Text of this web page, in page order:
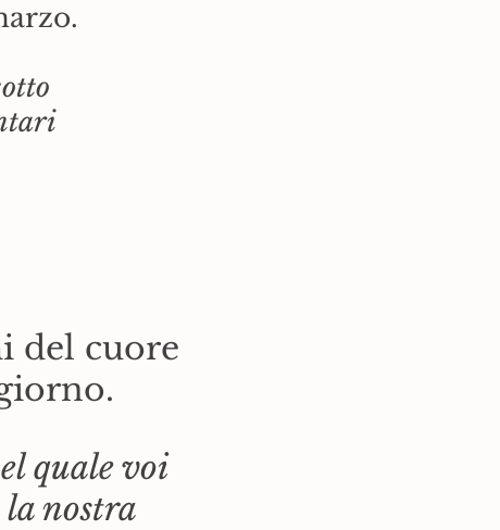
del cuore
quale voi
nostra